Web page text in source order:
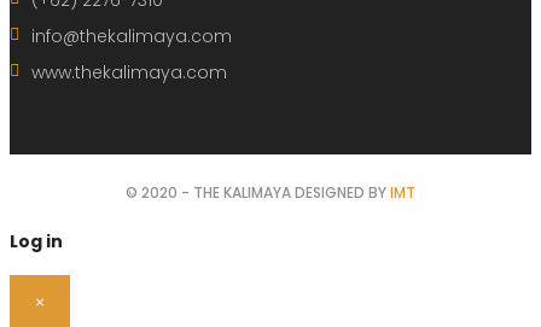
info@thekalimaya.com
www.thekalimaya.com
© 2020 - THE KALIMAYA DESIGNED BYIMT
Log in
×